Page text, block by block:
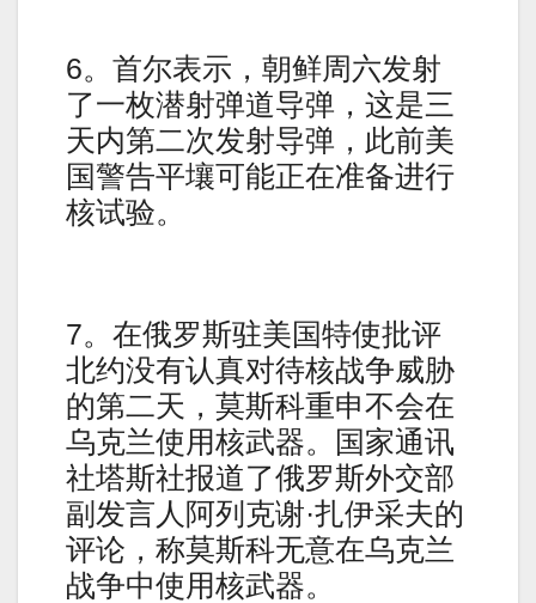
6。首尔表示，朝鲜周六发射
了一枚潜射弹道导弹，这是三
天内第二次发射导弹，此前美
国警告平壤可能正在准备进行
核试验。
7。在俄罗斯驻美国特使批评
北约没有认真对待核战争威胁
的第二天，莫斯科重申不会在
乌克兰使用核武器。国家通讯
社塔斯社报道了俄罗斯外交部
副发言人阿列克谢·扎伊采夫的
评论，称莫斯科无意在乌克兰
战争中使用核武器。